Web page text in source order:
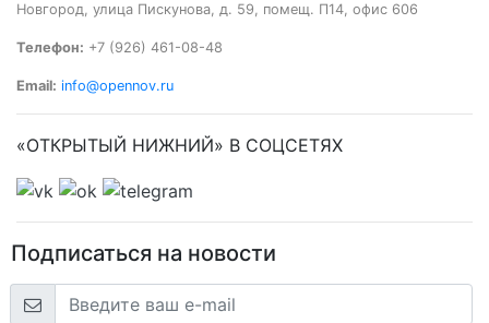
Новгород, улица Пискунова, д. 59, помещ. П14, офис 606
Телефон: +7 (926) 461-08-48
Email: info@opennov.ru
«ОТКРЫТЫЙ НИЖНИЙ» В СОЦСЕТЯХ
Подписаться на новости